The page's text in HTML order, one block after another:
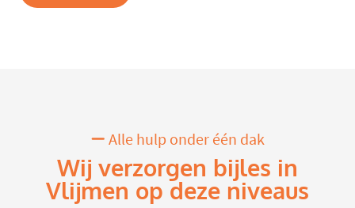
Alle hulp onder één dak
Wij verzorgen bijles in
Vlijmen op deze niveaus